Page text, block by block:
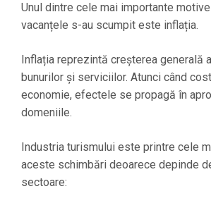
Unul dintre cele mai importante
vacanțele s-au scumpit este inflația.
Inflația reprezintă creșterea generală
bunurilor și serviciilor. Atunci când
economie, efectele se propagă în
domeniile.
Industria turismului este printre cele
aceste schimbări deoarece depinde
sectoare: